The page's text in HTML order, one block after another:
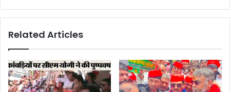
Related Articles